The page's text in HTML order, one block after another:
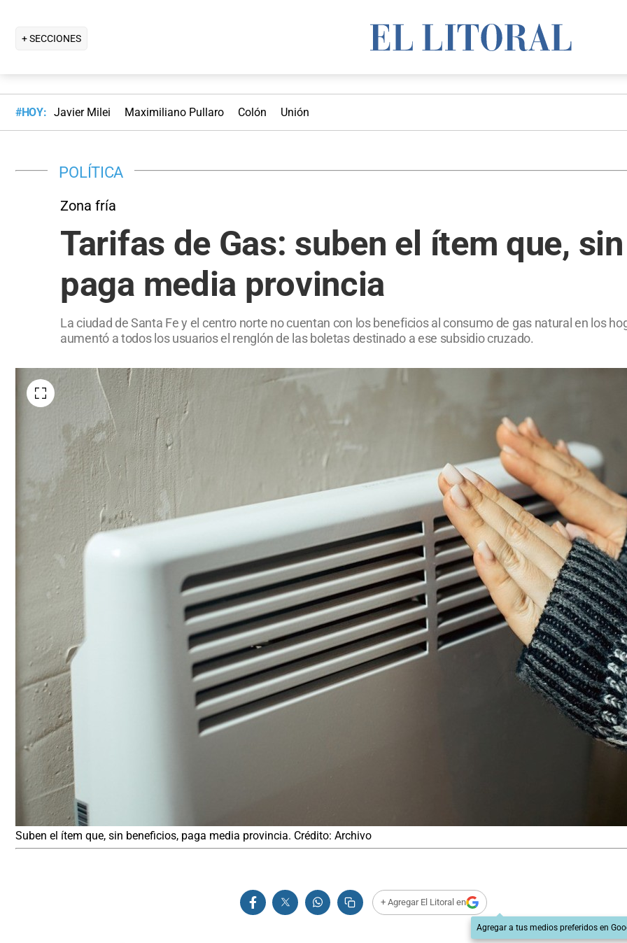
+ SECCIONES
#HOY: Javier Milei Maximiliano Pullaro Colón Unión
POLÍTICA
Zona fría
Tarifas de Gas: suben el ítem que,
paga media provincia
La ciudad de Santa Fe y el centro norte no cuentan con los beneficios al consumo de gas natural en los
aumentó a todos los usuarios el renglón de las boletas destinado a ese subsidio cruzado.
Suben el ítem que, sin beneficios, paga media provincia. Crédito: Archivo
+ Agregar El Litoral en
Agregar a tus medios preferidos en